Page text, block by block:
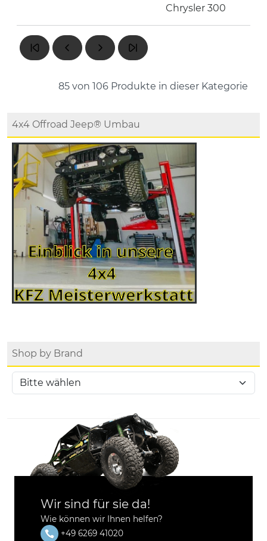
Chrysler 300
85 von 106 Produkte in dieser Kategorie
4x4 Offroad Jeep® Umbau
Shop by Brand
Wir sind für sie da!
Wie können wir Ihnen helfen?
+49 6269 41020